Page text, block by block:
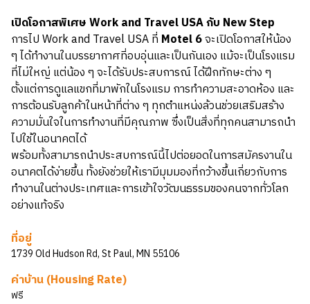
เปิดโอกาสพิเศษ Work and Travel USA กับ New Step
การไป Work and Travel USA ที่ Motel 6จะเปิดโอกาสให้น้อง
ๆ ได้ทำงานในบรรยากาศที่อบอุ่นและเป็นกันเอง แม้จะเป็นโรงแรม
ที่ไม่ใหญ่ แต่น้อง ๆ จะได้รับประสบการณ์ ได้ฝึกทักษะต่าง ๆ
ตั้งแต่การดูแลแขกที่มาพักในโรงแรม การทำความสะอาดห้อง และ
การต้อนรับลูกค้าในหน้าที่ต่าง ๆ ทุกตำแหน่งล้วนช่วยเสริมสร้าง
ความมั่นใจในการทำงานที่มีคุณภาพ ซึ่งเป็นสิ่งที่ทุกคนสามารถนำ
ไปใช้ในอนาคตได้
พร้อมทั้งสามารถนำประสบการณ์นี้ไปต่อยอดในการสมัครงานใน
อนาคตได้ง่ายขึ้น ทั้งยังช่วยให้เรามีมุมมองที่กว้างขึ้นเกี่ยวกับการ
ทำงานในต่างประเทศและการเข้าใจวัฒนธรรมของคนจากทั่วโลก
อย่างแท้จริง
ที่อยู่
1739 Old Hudson Rd, St Paul, MN 55106
ค่าบ้าน (Housing Rate)
ฟรี